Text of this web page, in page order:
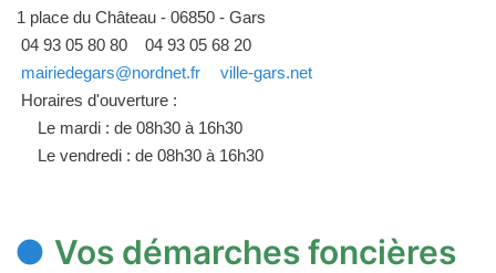
1 place du Château - 06850 - Gars
04 93 05 80 80
04 93 05 68 20
mairiedegars@nordnet.fr
ville-gars.net
Horaires d'ouverture :
Le mardi : de 08h30 à 16h30
Le vendredi : de 08h30 à 16h30
Vos démarches foncières